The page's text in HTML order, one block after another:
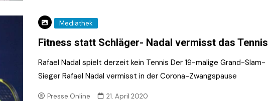
Mediathek
Fitness statt Schläger- Nadal vermisst das Tennis
Rafael Nadal spielt derzeit kein Tennis Der 19-malige Grand-Slam-
Sieger Rafael Nadal vermisst in der Corona-Zwangspause
Presse.Online 21. April 2020